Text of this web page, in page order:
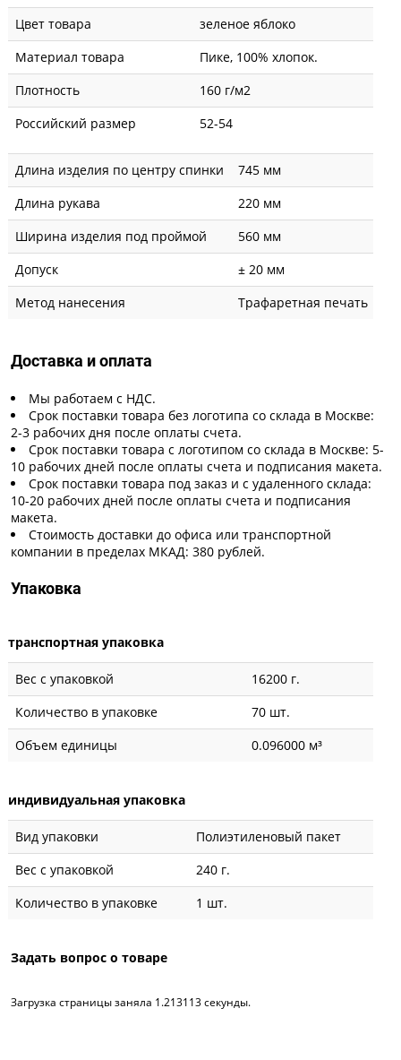
Цвет товара
зеленое яблоко
Материал товара
Пике, 100% хлопок.
Плотность
160 г/м2
Российский размер
52-54
Длина изделия по центру спинки
745 мм
Длина рукава
220 мм
Ширина изделия под проймой
560 мм
Допуск
± 20 мм
Метод нанесения
Трафаретная печать
Доставка и оплата
Мы работаем с НДС.
Срок поставки товара без логотипа со склада в Москве:
2-3 рабочих дня после оплаты счета.
Срок поставки товара с логотипом со склада в Москве: 5-
10 рабочих дней после оплаты счета и подписания макета.
Срок поставки товара под заказ и с удаленного склада:
10-20 рабочих дней после оплаты счета и подписания
макета.
Стоимость доставки до офиса или транспортной
компании в пределах МКАД: 380 рублей.
Упаковка
транспортная упаковка
Вес с упаковкой
16200 г.
Количество в упаковке
70 шт.
Объем единицы
0.096000 м³
индивидуальная упаковка
Вид упаковки
Полиэтиленовый пакет
Вес с упаковкой
240 г.
Количество в упаковке
1 шт.
Задать вопрос о товаре
Загрузка страницы заняла 1.213113 секунды.